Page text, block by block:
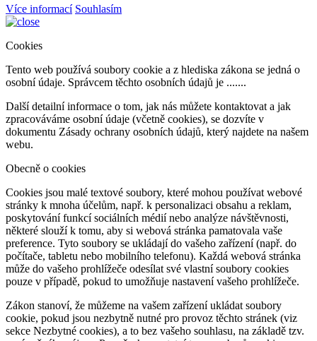
Více informací Souhlasím
Cookies
Tento web používá soubory cookie a z hlediska zákona se jedná o
osobní údaje. Správcem těchto osobních údajů je .......
Další detailní informace o tom, jak nás můžete kontaktovat a jak
zpracováváme osobní údaje (včetně cookies), se dozvíte v
dokumentu Zásady ochrany osobních údajů, který najdete na našem
webu.
Obecně o cookies
Cookies jsou malé textové soubory, které mohou používat webové
stránky k mnoha účelům, např. k personalizaci obsahu a reklam,
poskytování funkcí sociálních médií nebo analýze návštěvnosti,
některé slouží k tomu, aby si webová stránka pamatovala vaše
preference. Tyto soubory se ukládají do vašeho zařízení (např. do
počítače, tabletu nebo mobilního telefonu). Každá webová stránka
může do vašeho prohlížeče odesílat své vlastní soubory cookies
pouze v případě, pokud to umožňuje nastavení vašeho prohlížeče.
Zákon stanoví, že můžeme na vašem zařízení ukládat soubory
cookie, pokud jsou nezbytně nutné pro provoz těchto stránek (viz
sekce Nezbytné cookies), a to bez vašeho souhlasu, na základě tzv.